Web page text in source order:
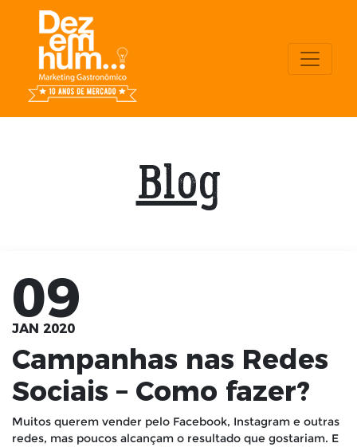
Blog
09
JAN 2020
Campanhas nas Redes
Sociais – Como fazer?
Muitos querem vender pelo Facebook, Instagram e outras
redes, mas poucos alcançam o resultado que gostariam. E